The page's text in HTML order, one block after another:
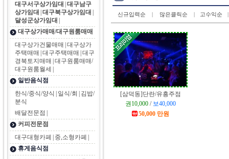
대구서구상가임대 대구남구
상가임대 대구북구상가임대
달성군상가임대
대구상가매매/대구원룸매매
대구상가건물매매 대구상가
주택매매 대구주택매매 대구
경북토지매매 대구원룸매매/
대구원룸월세
일반음식점
한식/중식/양식
일식/회
김밥/
분식
배달전문점
커피전문점
대구대형카페
중,소형카페
휴게음식점
신규입력순 | 많은클릭순 | 고수익순 |
[삼덕동] 단란/유흥주점
권10,000 / 보40,000
50,000 만원